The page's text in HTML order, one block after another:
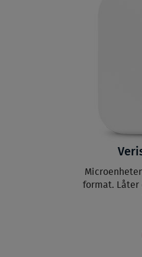
format. Låter